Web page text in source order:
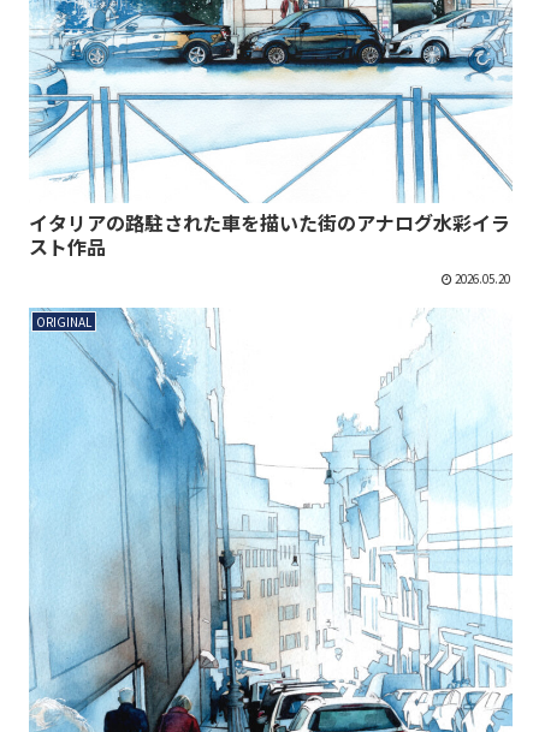
イタリアの路駐された車を描いた街のアナログ水彩イラ
スト作品
2026.05.20
ORIGINAL